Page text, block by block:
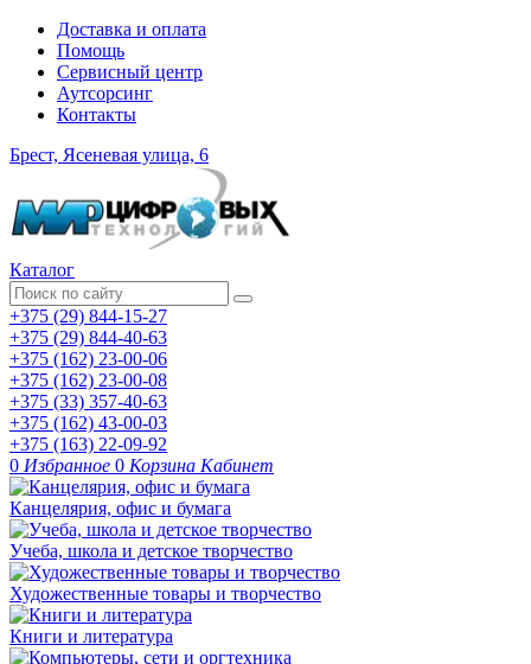
Доставка и оплата
Помощь
Сервисный центр
Аутсорсинг
Контакты
Брест, Ясеневая улица, 6
Каталог
+375 (29) 844-15-27
+375 (29) 844-40-63
+375 (162) 23-00-06
+375 (162) 23-00-08
+375 (33) 357-40-63
+375 (162) 43-00-03
+375 (163) 22-09-92
0 Избранное 0 Корзина Кабинет
Канцелярия, офис и бумага
Учеба, школа и детское творчество
Художественные товары и творчество
Книги и литература